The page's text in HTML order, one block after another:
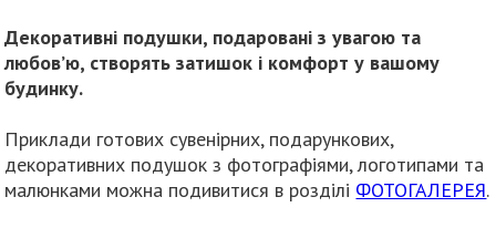
Декоративні подушки, подаровані з увагою та
любов’ю, створять затишок і комфорт у вашому
будинку.
Приклади готових сувенірних, подарункових,
декоративних подушок з фотографіями, логотипами та
малюнками можна подивитися в розділі ФОТОГАЛЕРЕЯ.